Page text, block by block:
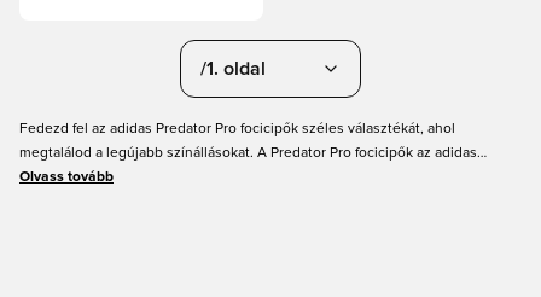
/1. oldal
Fedezd fel az adidas Predator Pro focicipők széles választékát, ahol
megtalálod a legújabb színállásokat. A Predator Pro focicipők az adidas
Predator széria Elite modelljei alatti kategóriát képviselik, ami azt jelenti,
Olvass tovább